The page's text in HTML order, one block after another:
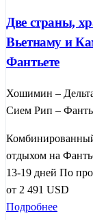
Две страны,
Вьетнаму и
Фантьете
Хошимин –
Сием Рип –
отдыхом на
13-19 дней По
от 2 491 USD
Подробнее